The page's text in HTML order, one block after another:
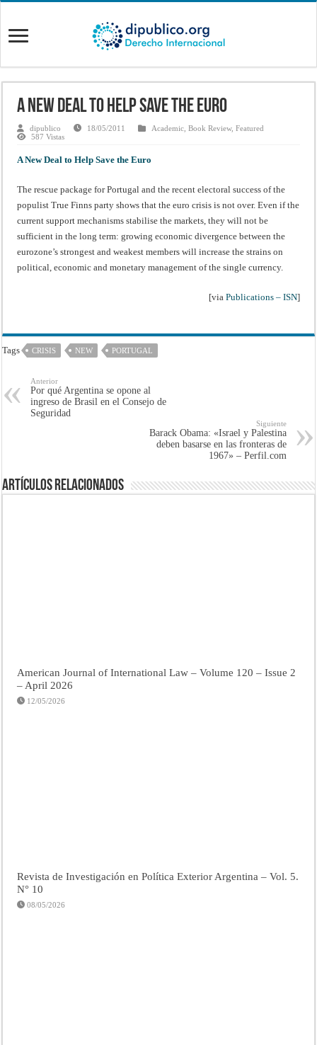
A New Deal to Help Save the Euro
dipublico 18/05/2011 Academic ,Book Review,Featured
587 Vistas
A New Deal to Help Save the Euro
The rescue package for Portugal and the recent electoral success of the
populist True Finns party shows that the euro crisis is not over. Even if the
current support mechanisms stabilise the markets, they will not be
sufficient in the long term: growing economic divergence between the
eurozone’s strongest and weakest members will increase the strains on
political, economic and monetary management of the single currency.
[via Publications – ISN]
Tags CRISIS NEW PORTUGAL
Anterior
Por qué Argentina se opone al
ingreso de Brasil en el Consejo de
Seguridad
Siguiente
Barack Obama: «Israel y Palestina
deben basarse en las fronteras de
1967» – Perfil.com
Artículos Relacionados
American Journal of International Law – Volume 120 – Issue 2
– April 2026
12/05/2026
Revista de Investigación en Política Exterior Argentina – Vol. 5.
N° 10
08/05/2026